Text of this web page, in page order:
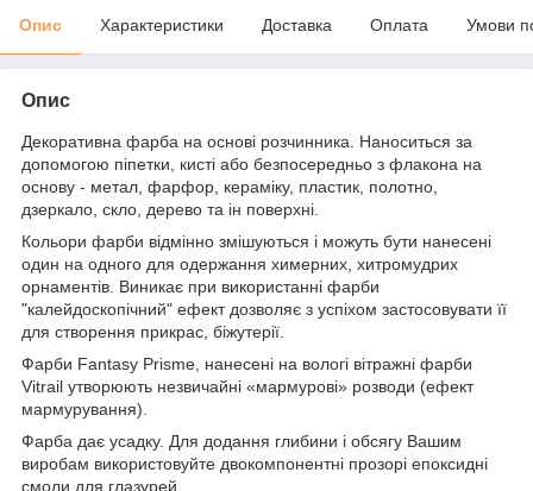
Опис Характеристики Доставка Оплата Умови
Опис
Декоративна фарба на основі розчинника. Наноситься за
допомогою піпетки, кисті або безпосередньо з флакона на
основу - метал, фарфор, кераміку, пластик, полотно,
дзеркало, скло, дерево та ін поверхні.
Кольори фарби відмінно змішуються і можуть бути нанесені
один на одного для одержання химерних, хитромудрих
орнаментів. Виникає при використанні фарби
"калейдоскопічний" ефект дозволяє з успіхом застосовувати її
для створення прикрас, біжутерії.
Фарби Fantasy Prisme, нанесені на вологі вітражні фарби
Vitrail утворюють незвичайні «мармурові» розводи (ефект
мармурування).
Фарба дає усадку. Для додання глибини і обсягу Вашим
виробам використовуйте двокомпонентні прозорі епоксидні
смоли для глазурей.